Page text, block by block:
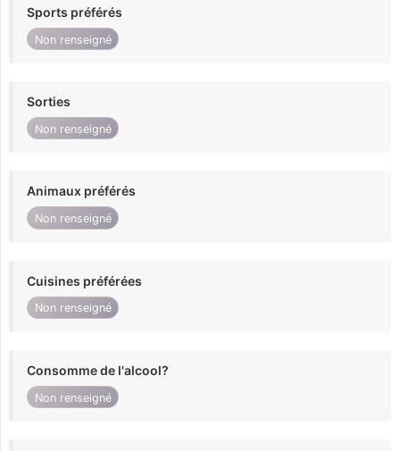
Sports préférés
Non renseigné
Sorties
Non renseigné
Animaux préférés
Non renseigné
Cuisines préférées
Non renseigné
Consomme de l'alcool?
Non renseigné